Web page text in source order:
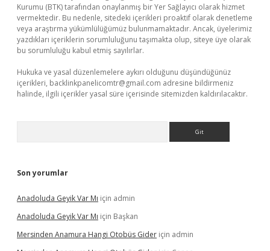
Kurumu (BTK) tarafından onaylanmış bir Yer Sağlayıcı olarak hizmet
vermektedir. Bu nedenle, sitedeki içerikleri proaktif olarak denetleme
veya araştırma yükümlülüğümüz bulunmamaktadır. Ancak, üyelerimiz
yazdıkları içeriklerin sorumluluğunu taşımakta olup, siteye üye olarak
bu sorumluluğu kabul etmiş sayılırlar.
Hukuka ve yasal düzenlemelere aykırı olduğunu düşündüğünüz
içerikleri, backlinkpanelicomtr@gmail.com adresine bildirmeniz
halinde, ilgili içerikler yasal süre içerisinde sitemizden kaldırılacaktır.
Son yorumlar
Anadoluda Geyik Var Mı için admin
Anadoluda Geyik Var Mı için Başkan
Mersinden Anamura Hangi Otobüs Gider için admin